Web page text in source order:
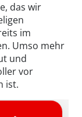
das wir
im
Umso mehr
und
vor
ist.